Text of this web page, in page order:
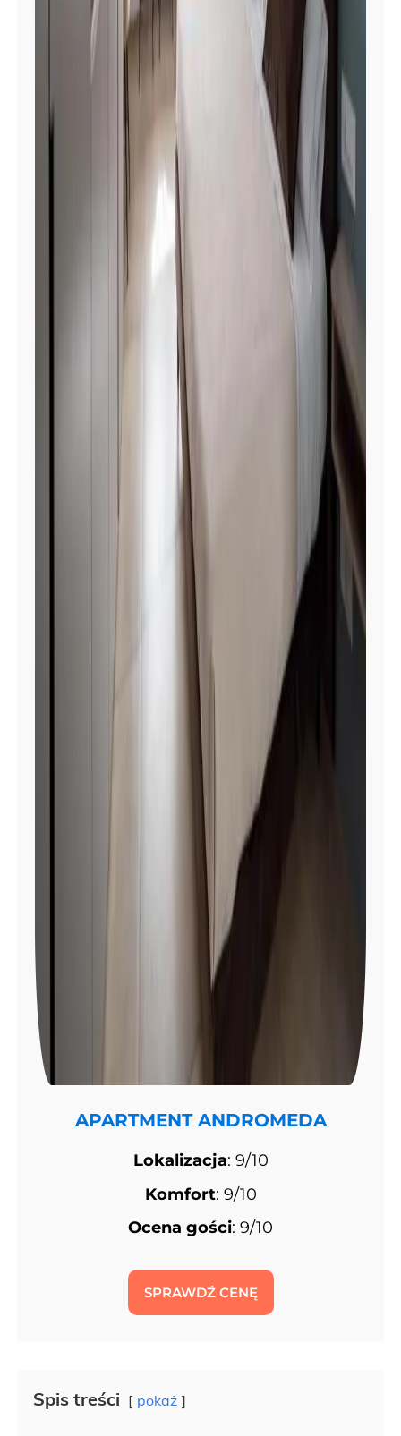
APARTMENT ANDROMEDA
Lokalizacja: 9/10
Komfort: 9/10
Ocena gości: 9/10
SPRAWDŹ CENĘ
Spis treści pokaż